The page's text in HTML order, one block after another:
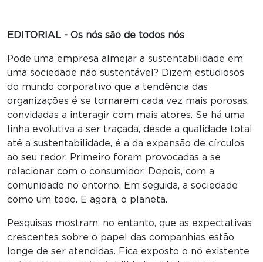
EDITORIAL - Os nós são de todos nós
Pode uma empresa almejar a sustentabilidade em
uma sociedade não sustentável? Dizem estudiosos
do mundo corporativo que a tendência das
organizações é se tornarem cada vez mais porosas,
convidadas a interagir com mais atores. Se há uma
linha evolutiva a ser traçada, desde a qualidade total
até a sustentabilidade, é a da expansão de círculos
ao seu redor. Primeiro foram provocadas a se
relacionar com o consumidor. Depois, com a
comunidade no entorno. Em seguida, a sociedade
como um todo. E agora, o planeta.
Pesquisas mostram, no entanto, que as expectativas
crescentes sobre o papel das companhias estão
longe de ser atendidas. Fica exposto o nó existente